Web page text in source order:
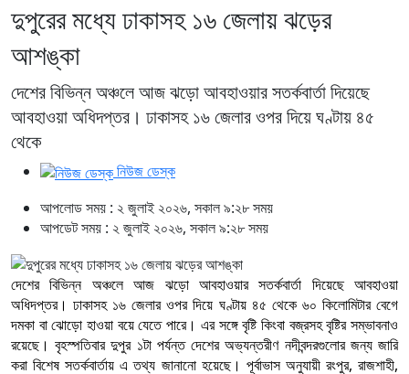
দুপুরের মধ্যে ঢাকাসহ ১৬ জেলায় ঝড়ের
আশঙ্কা
দেশের বিভিন্ন অঞ্চলে আজ ঝড়ো আবহাওয়ার সতর্কবার্তা দিয়েছে
আবহাওয়া অধিদপ্তর। ঢাকাসহ ১৬ জেলার ওপর দিয়ে ঘণ্টায় ৪৫
থেকে
নিউজ ডেস্ক
আপলোড সময় : ২ জুলাই ২০২৬, সকাল ৯:২৮ সময়
আপডেট সময় : ২ জুলাই ২০২৬, সকাল ৯:২৮ সময়
দেশের বিভিন্ন অঞ্চলে আজ ঝড়ো আবহাওয়ার সতর্কবার্তা দিয়েছে আবহাওয়া
অধিদপ্তর। ঢাকাসহ ১৬ জেলার ওপর দিয়ে ঘণ্টায় ৪৫ থেকে ৬০ কিলোমিটার বেগে
দমকা বা ঝোড়ো হাওয়া বয়ে যেতে পারে। এর সঙ্গে বৃষ্টি কিংবা বজ্রসহ বৃষ্টির সম্ভাবনাও
রয়েছে। বৃহস্পতিবার দুপুর ১টা পর্যন্ত দেশের অভ্যন্তরীণ নদীবন্দরগুলোর জন্য জারি
করা বিশেষ সতর্কবার্তায় এ তথ্য জানানো হয়েছে। পূর্বাভাস অনুযায়ী রংপুর, রাজশাহী,